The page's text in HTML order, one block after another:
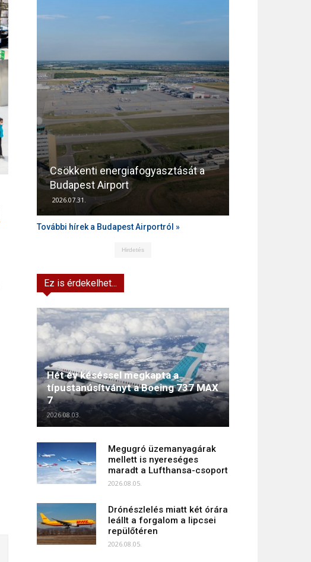
Csökkenti energiafogyasztását a
Budapest Airport
2026.07.31.
További hírek a Budapest Airportról »
Hirdetés
Ez is érdekelhet...
Hét év késéssel megkapta a
típustanúsítványt a Boeing 737 MAX
7
2026.08.03.
Megugró üzemanyagárak
mellett is nyereséges
maradt a Lufthansa-csoport
2026.08.05.
Drónészlelés miatt két órára
leállt a forgalom a lipcsei
repülőtéren
2026.08.05.